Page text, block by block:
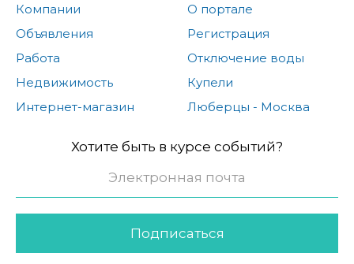
Компании
Объявления
Работа
Недвижимость
Интернет-магазин
О портале
Регистрация
Отключение воды
Купели
Люберцы - Москва
Хотите быть в курсе событий?
Подписаться